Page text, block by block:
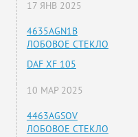
17 ЯНВ 2025
4635AGN1B
ЛОБОВОЕ СТЕКЛО
DAF XF 105
10 МАР 2025
4463AGSOV
ЛОБОВОЕ СТЕКЛО